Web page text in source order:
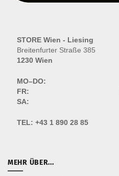
STORE Wien - Liesing
Breitenfurter Straße 385
1230 Wien
MO–DO:
FR:
SA:
TEL: +43 1 890 28 85
MEHR ÜBER...